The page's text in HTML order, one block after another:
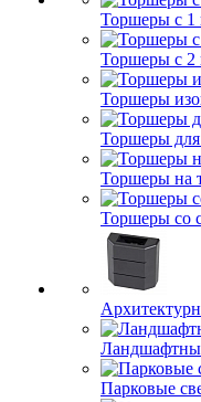
Торшеры с 1
Торшеры с 2
Торшеры
Торшеры для
Торшеры на
Торшеры со
Парковые